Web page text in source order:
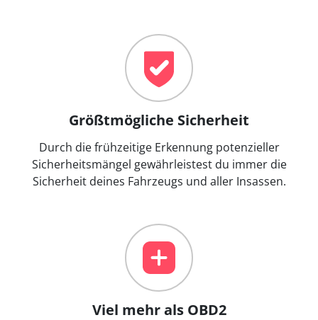
Größtmögliche Sicherheit
Durch die frühzeitige Erkennung potenzieller
Sicherheitsmängel gewährleistest du immer die
Sicherheit deines Fahrzeugs und aller Insassen.
Viel mehr als OBD2